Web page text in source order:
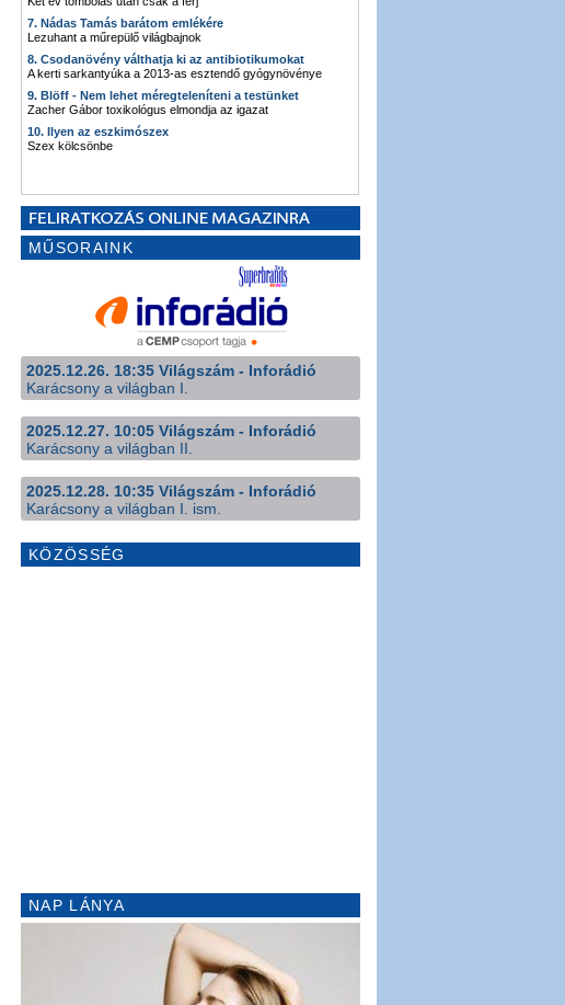
7. Nádas Tamás barátom emlékére
Lezuhant a műrepülő világbajnok
8. Csodanövény válthatja ki az antibiotikumokat
A kerti sarkantyúka a 2013-as esztendő gyógynövénye
9. Blöff - Nem lehet méregteleníteni a testünket
Zacher Gábor toxikológus elmondja az igazat
10. Ilyen az eszkimószex
Szex kölcsönbe
MŰSORAINK
2025.12.26. 18:35 Világszám - Inforádió
Karácsony a világban I.
2025.12.27. 10:05 Világszám - Inforádió
Karácsony a világban II.
2025.12.28. 10:35 Világszám - Inforádió
Karácsony a világban I. ism.
KÖZÖSSÉG
NAP LÁNYA